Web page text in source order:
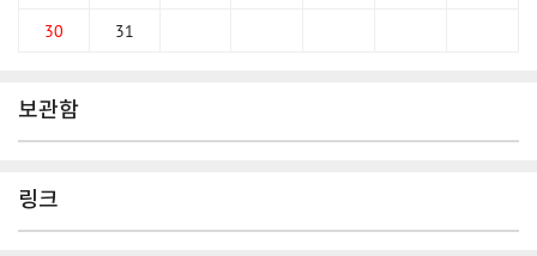
30
31
보관함
링크